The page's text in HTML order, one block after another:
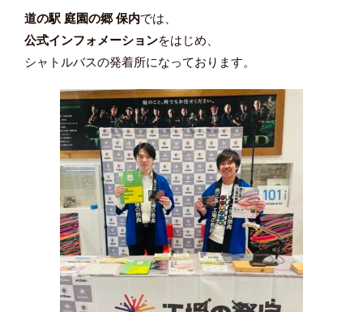
道の駅 庭園の郷 保内では、
公式インフォメーションをはじめ、
シャトルバスの発着所になっております。